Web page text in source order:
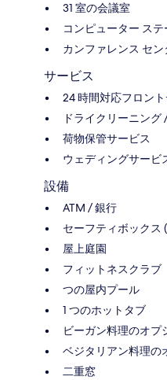
31 室の会議室
コンピューター ス
カンファレンス セン
サービス
24 時間対応フロン
ドライクリーニン
荷物保管サービス
ウェディングサービ
設備
ATM / 銀行
セーフティボックス
屋上庭園
フィットネスクラブ
つの屋内プール
1 つのホットタブ
ビーガン料理のオプ
ベジタリアン料理の
二重窓